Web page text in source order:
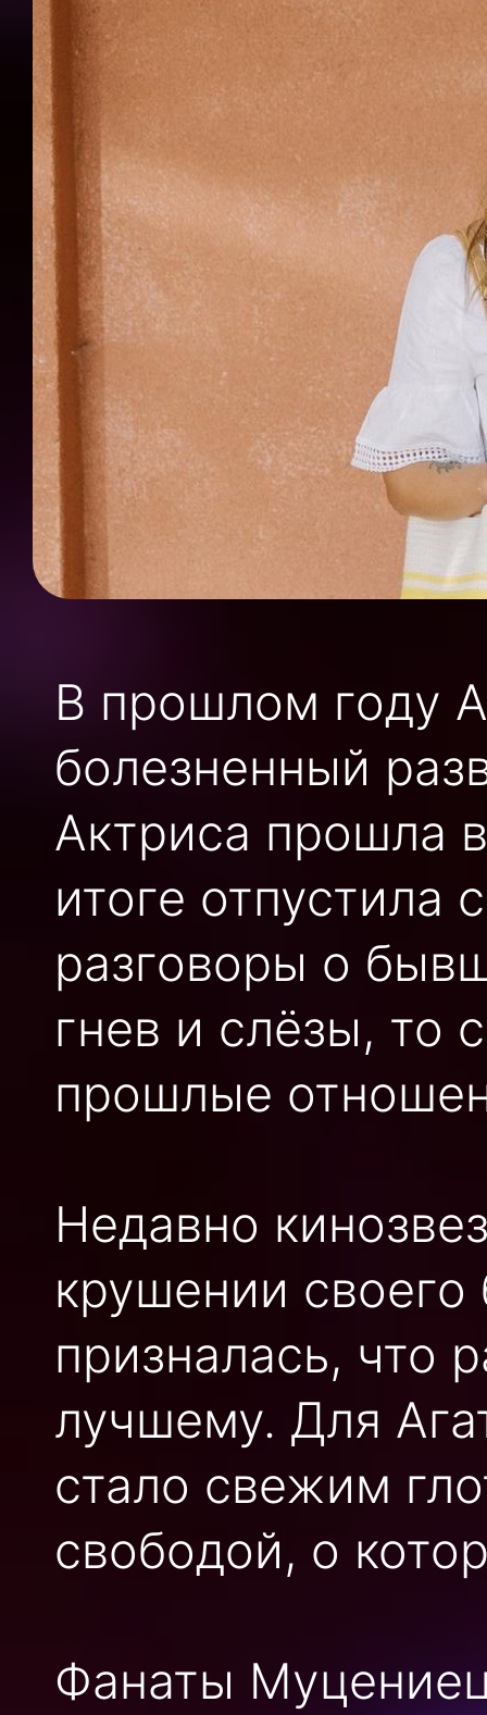
В прошлом году
болезненный
Актриса прошла
итоге отпустила
разговоры о
гнев и слёзы, то
прошлые
Недавно
крушении своего
призналась, что
лучшему. Для
стало свежим
свободой, о
Фанаты